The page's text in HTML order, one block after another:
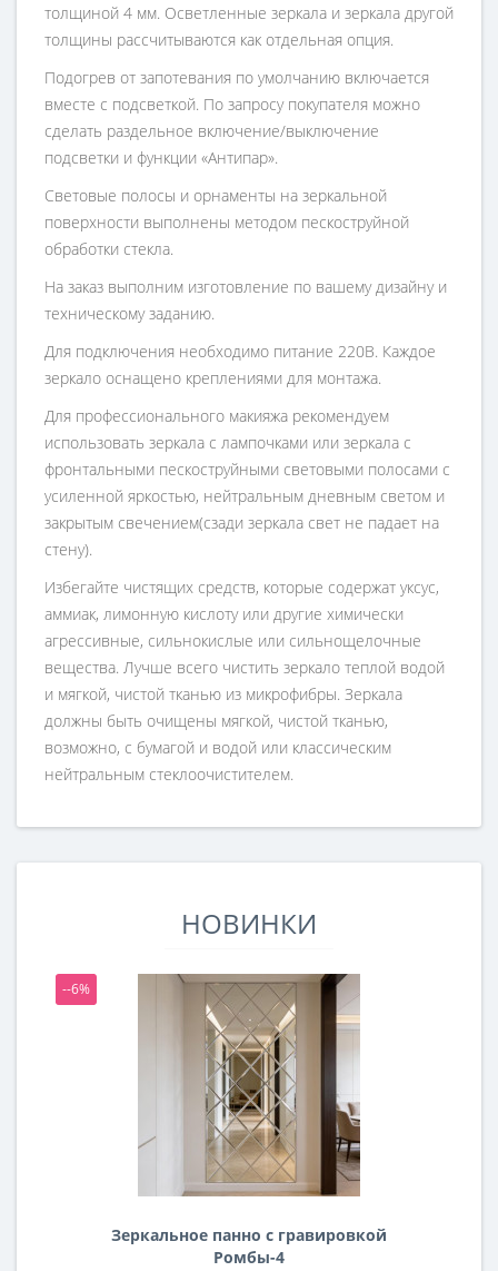
толщиной 4 мм. Осветленные зеркала и зеркала другой
толщины рассчитываются как отдельная опция.
Подогрев от запотевания по умолчанию включается
вместе с подсветкой. По запросу покупателя можно
сделать раздельное включение/выключение
подсветки и функции «Антипар».
Световые полосы и орнаменты на зеркальной
поверхности выполнены методом пескоструйной
обработки стекла.
На заказ выполним изготовление по вашему дизайну и
техническому заданию.
Для подключения необходимо питание 220В. Каждое
зеркало оснащено креплениями для монтажа.
Для профессионального макияжа рекомендуем
использовать зеркала с лампочками или зеркала с
фронтальными пескоструйными световыми полосами с
усиленной яркостью, нейтральным дневным светом и
закрытым свечением(сзади зеркала свет не падает на
стену).
Избегайте чистящих средств, которые содержат уксус,
аммиак, лимонную кислоту или другие химически
агрессивные, сильнокислые или сильнощелочные
вещества. Лучше всего чистить зеркало теплой водой
и мягкой, чистой тканью из микрофибры. Зеркала
должны быть очищены мягкой, чистой тканью,
возможно, с бумагой и водой или классическим
нейтральным стеклоочистителем.
НОВИНКИ
--6%
Зеркальное панно с гравировкой
Ромбы-4